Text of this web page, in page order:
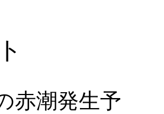
赤潮発生予